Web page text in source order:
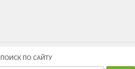
ПОИСК ПО САЙТУ